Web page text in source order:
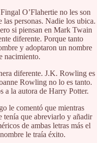
O’Flahertie no les son
personas. Nadie los ubica.
si piensan en Mark Twain
diferente. Porque tanto
y adoptaron un nombre
nacimiento.
diferente. J.K. Rowling es
Rowling no lo es tanto.
a la autora de Harry Potter.
le comentó que mientras
tenía que abreviarlo y añadir
de ambas letras más el
le traía éxito.